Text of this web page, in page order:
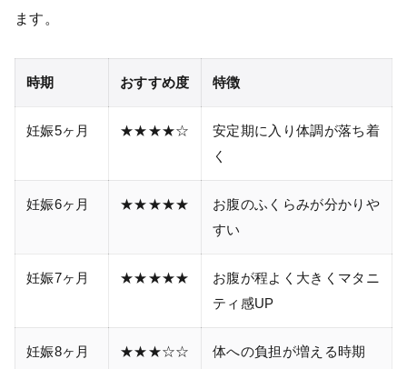
ます。
時期 おすすめ度 特徴
妊娠5ヶ月 ★★★★☆
安定期に入り体調が落ち着
く
妊娠6ヶ月 ★★★★★
お腹のふくらみが分かりや
すい
妊娠7ヶ月 ★★★★★
お腹が程よく大きくマタニ
ティ感UP
妊娠8ヶ月 ★★★☆☆ 体への負担が増える時期